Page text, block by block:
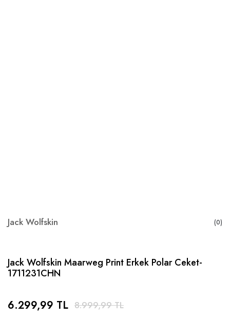
Jack Wolfskin (0)
Jack Wolfskin Maarweg Print Erkek Polar Ceket-
1711231CHN
6.299,99 TL 8.999,99 TL